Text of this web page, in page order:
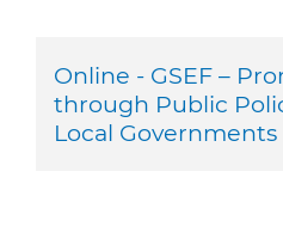
Online - GSEF –
through Public
Local Governments